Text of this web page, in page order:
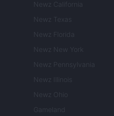
Newz California
Newz Texas
Newz Florida
Newz New York
Newz Pennsylvania
Newz Illinois
Newz Ohio
Gameland